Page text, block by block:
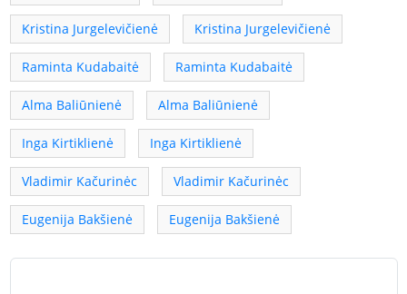
Kristina Jurgelevičienė Kristina Jurgelevičienė
Raminta Kudabaitė Raminta Kudabaitė
Alma Baliūnienė Alma Baliūnienė
Inga Kirtiklienė Inga Kirtiklienė
Vladimir Kačurinėc Vladimir Kačurinėc
Eugenija Bakšienė Eugenija Bakšienė